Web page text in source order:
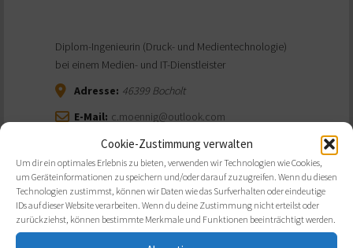
Cookie-Zustimmung verwalten
Um dir ein optimales Erlebnis zu bieten, verwenden wir Technologien wie Cookies,
um Geräteinformationen zu speichern und/oder darauf zuzugreifen. Wenn du diesen
Technologien zustimmst, können wir Daten wie das Surfverhalten oder eindeutige
IDs auf dieser Website verarbeiten. Wenn du deine Zustimmung nicht erteilst oder
zurückziehst, können bestimmte Merkmale und Funktionen beeinträchtigt werden.
Diplom-Ingenieurin (Druck- und Medientechnologie)
bei einem Medien- und IT-Dienstleister
Adresse: 46399Bocholt
E-Mail: c.moennig@outlook.com